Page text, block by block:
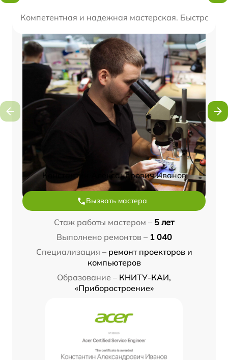
Компетентная и надежная мастерская. Быстро
Константин Александрович Иванов
Вызвать мастера
Стаж работы мастером – 5 лет
Выполнено ремонтов – 1 040
Специализация – ремонт проекторов и
компьютеров
Образование – КНИТУ-КАИ,
«Приборостроение»